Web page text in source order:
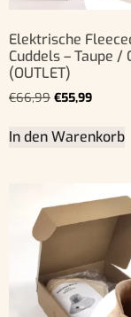
Elektrische
Cuddels – Taupe /
(OUTLET)
€66,99 €55,99
In den Warenkorb